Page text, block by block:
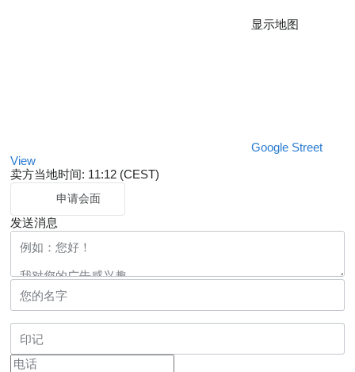
显示地图
Google Street
View
卖方当地时间: 11:12 (CEST)
申请会面
发送消息